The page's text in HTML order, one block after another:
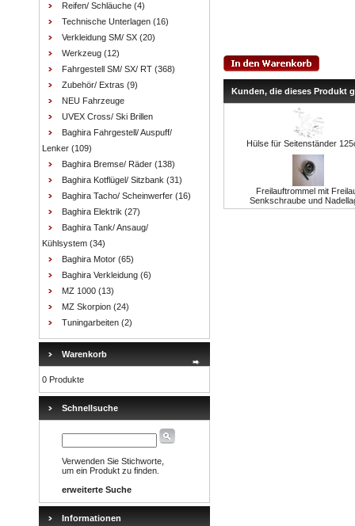
Reifen/ Schläuche (4)
Technische Unterlagen (16)
Verkleidung SM/ SX (20)
Werkzeug (12)
Fahrgestell SM/ SX/ RT (368)
Zubehör/ Extras (9)
NEU Fahrzeuge
UVEX Cross/ Ski Brillen
Baghira Fahrgestell/ Auspuff/
Lenker (109)
Baghira Bremse/ Räder (138)
Baghira Kotflügel/ Sitzbank (31)
Baghira Tacho/ Scheinwerfer (16)
Baghira Elektrik (27)
Baghira Tank/ Ansaug/
Kühlsystem (34)
Baghira Motor (65)
Baghira Verkleidung (6)
MZ 1000 (13)
MZ Skorpion (24)
Tuningarbeiten (2)
Warenkorb
0 Produkte
Schnellsuche
Verwenden Sie Stichworte,
um ein Produkt zu finden.
erweiterte Suche
Informationen
Kunden, die dieses Produkt
Hülse für Seitenständer
Freilauftrommel mit
Senkschraube und